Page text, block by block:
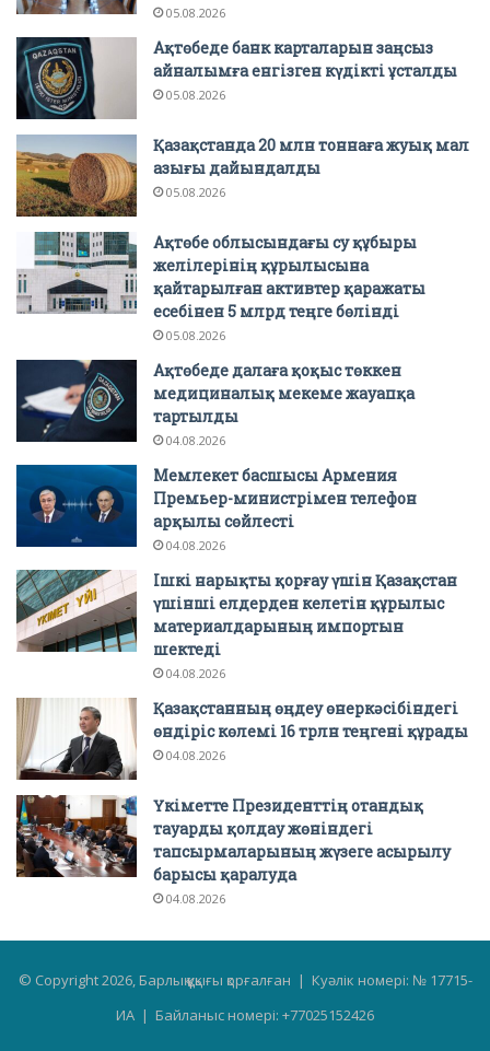
05.08.2026
Ақтөбеде банк карталарын заңсыз
айналымға енгізген күдікті ұсталды
05.08.2026
Қазақстанда 20 млн тоннаға жуық мал
азығы дайындалды
05.08.2026
Ақтөбе облысындағы су құбыры
желілерінің құрылысына
қайтарылған активтер қаражаты
есебінен 5 млрд теңге бөлінді
05.08.2026
Ақтөбеде далаға қоқыс төккен
медициналық мекеме жауапқа
тартылды
04.08.2026
Мемлекет басшысы Армения
Премьер-министрімен телефон
арқылы сөйлесті
04.08.2026
Ішкі нарықты қорғау үшін Қазақстан
үшінші елдерден келетін құрылыс
материалдарының импортын
шектеді
04.08.2026
Қазақстанның өңдеу өнеркәсібіндегі
өндіріс көлемі 16 трлн теңгені құрады
04.08.2026
Үкіметте Президенттің отандық
тауарды қолдау жөніндегі
тапсырмаларының жүзеге асырылу
барысы қаралуда
04.08.2026
© Copyright 2026, Барлық құқығы қорғалған | Куәлік номері: № 17715-
ИА | Байланыс номері: +77025152426